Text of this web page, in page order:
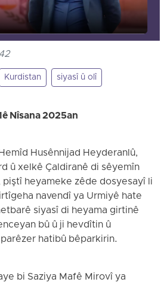
Kurdistan siyasî û olî
Nîsana 2025an
Husênnijad Heyderanlû,
û xelkê Çaldiranê di sêyemîn
heyameke zêde dosyesayî li
navendî ya Urmiyê hate
siyasî di heyama girtinê
bû û ji hevdîtin û
hatibû bêparkirin.
bi Saziya Mafê Mirovî ya